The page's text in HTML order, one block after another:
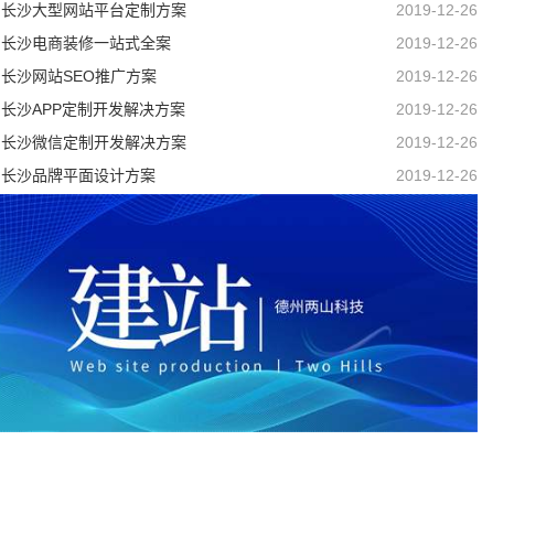
长沙大型网站平台定制方案
2019-12-26
长沙电商装修一站式全案
2019-12-26
长沙网站SEO推广方案
2019-12-26
长沙APP定制开发解决方案
2019-12-26
长沙微信定制开发解决方案
2019-12-26
长沙品牌平面设计方案
2019-12-26